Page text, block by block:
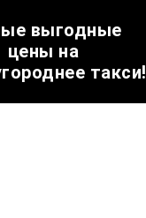
выгодные
цены на
такси!